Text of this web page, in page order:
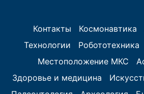
Контакты Космонавтика
Технологии
Робототехника
Местоположение МКС
Здоровье и медицина